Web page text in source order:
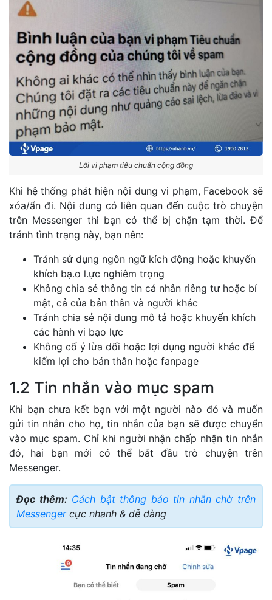
Lỗi vi phạm tiêu chuẩn cộng đồng
Khi hệ thống phát hiện nội dung vi phạm, Facebook sẽ
xóa/ẩn đi. Nội dung có liên quan đến cuộc trò chuyện
trên Messenger thì bạn có thể bị chặn tạm thời. Để
tránh tình trạng này, bạn nên:
Tránh sử dụng ngôn ngữ kích động hoặc khuyến
khích bạ.o l.ực nghiêm trọng
Không chia sẻ thông tin cá nhân riêng tư hoặc bí
mật, cả của bản thân và người khác
Tránh chia sẻ nội dung mô tả hoặc khuyến khích
các hành vi bạo lực
Không cố ý lừa dối hoặc lợi dụng người khác để
kiếm lợi cho bản thân hoặc fanpage
1.2 Tin nhắn vào mục spam
Khi bạn chưa kết bạn với một người nào đó và muốn
gửi tin nhắn cho họ, tin nhắn của bạn sẽ được chuyển
vào mục spam. Chỉ khi người nhận chấp nhận tin nhắn
đó, hai bạn mới có thể bắt đầu trò chuyện trên
Messenger.
Đọc thêm: Cách bật thông báo tin nhắn chờ trên
Messengercực nhanh & dễ dàng